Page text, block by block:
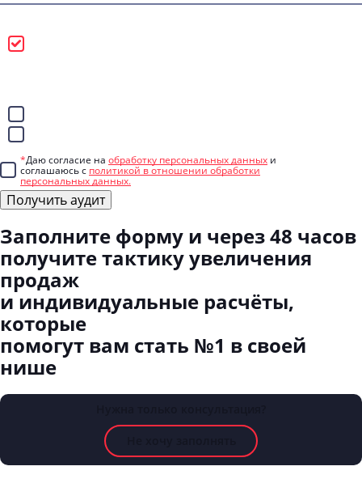
*Даю согласие на обработку персональных данных и
соглашаюсь с политикой в отношении обработки
персональных данных.
Получить аудит
Заполните форму и через 48 часов
получите тактику увеличения
продаж
и индивидуальные расчёты,
которые
помогут вам стать №1 в своей
нише